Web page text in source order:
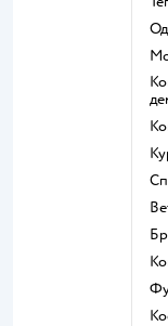
Комбинезон для новорожденных